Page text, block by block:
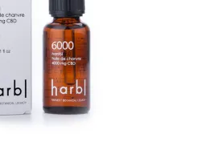
TO CART
VIEW